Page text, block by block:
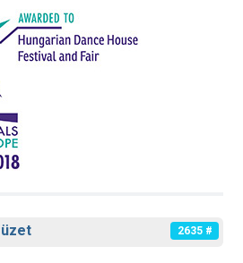
2635 #